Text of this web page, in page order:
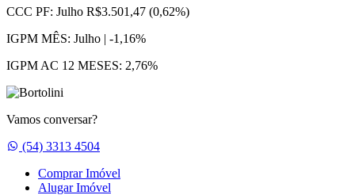
CCC PF: Julho R$3.501,47 (0,62%)
IGPM MÊS: Julho | -1,16%
IGPM AC 12 MESES: 2,76%
Vamos conversar?
Whatsapp
(54) 3313 4504
Comprar Imóvel
Alugar Imóvel